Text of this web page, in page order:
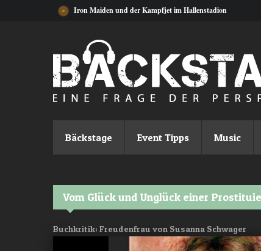
Direkt zum Inhalt Iron Maiden und der Kampfjet im Hallenstadion
Bäckstage Event Tipps Music
Vom Glück und Unglück einer
Buchkritik: Freudenfrau von Susanna Schwager